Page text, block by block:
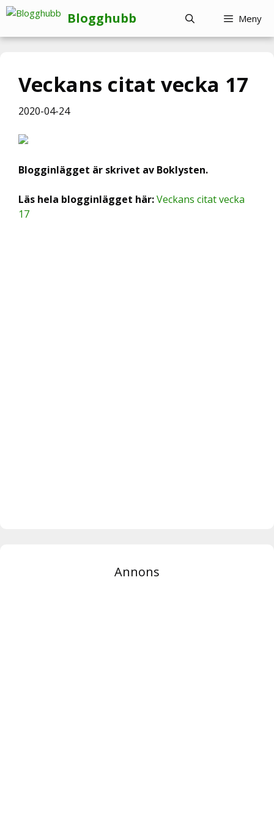
Hoppa
innehåll
Blogghubb Meny
Veckans citat vecka 17
2020-04-24
Blogginlägget är skrivet av Boklysten.
Läs hela blogginlägget här:Veckans citat vecka
17
Annons